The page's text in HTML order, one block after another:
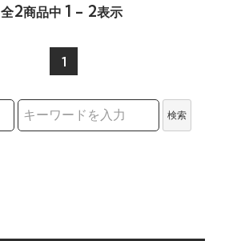
全2商品中 1 - 2表示
1
検索